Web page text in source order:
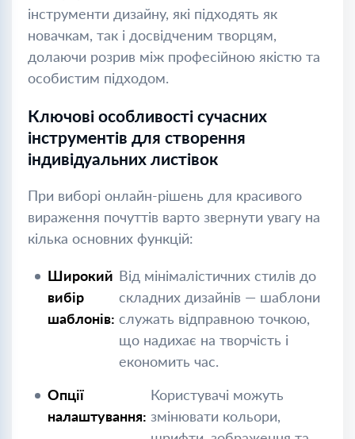
інструменти дизайну, які підходять як
новачкам, так і досвідченим творцям,
долаючи розрив між професійною якістю та
особистим підходом.
Ключові особливості сучасних
інструментів для створення
індивідуальних листівок
При виборі онлайн-рішень для красивого
вираження почуттів варто звернути увагу на
кілька основних функцій:
Широкий
вибір
шаблонів:
Від мінімалістичних стилів до
складних дизайнів — шаблони
служать відправною точкою,
що надихає на творчість і
економить час.
Опції
налаштування:
Користувачі можуть
змінювати кольори,